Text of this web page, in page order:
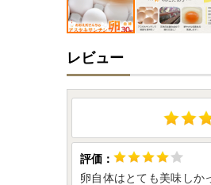
レビュー
卵自体はとても美味しか